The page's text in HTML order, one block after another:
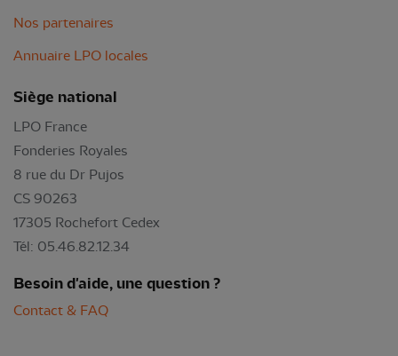
Nos partenaires
Annuaire LPO locales
Siège national
LPO France
Fonderies Royales
8 rue du Dr Pujos
CS 90263
17305 Rochefort Cedex
Tél: 05.46.82.12.34
Besoin d'aide, une question ?
Contact & FAQ